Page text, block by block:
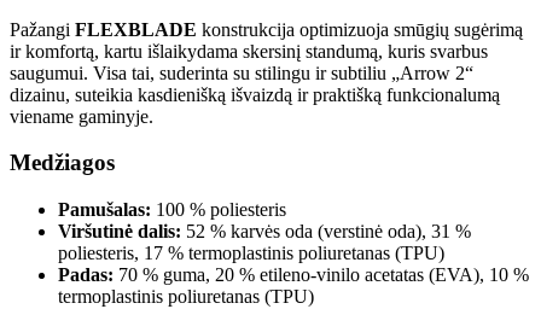
Pažangi FLEXBLADE konstrukcija optimizuoja smūgių sugėrimą
ir komfortą, kartu išlaikydama skersinį standumą, kuris svarbus
saugumui. Visa tai, suderinta su stilingu ir subtiliu „Arrow 2“
dizainu, suteikia kasdienišką išvaizdą ir praktišką funkcionalumą
viename gaminyje.
Medžiagos
Pamušalas: 100 % poliesteris
Viršutinė dalis: 52 % karvės oda (verstinė oda), 31 %
poliesteris, 17 % termoplastinis poliuretanas (TPU)
Padas: 70 % guma, 20 % etileno-vinilo acetatas (EVA), 10 %
termoplastinis poliuretanas (TPU)